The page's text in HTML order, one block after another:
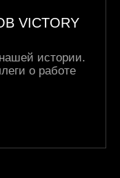
VICTORY
истории.
о работе